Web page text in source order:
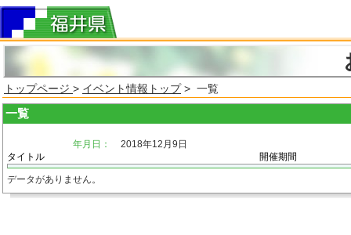
トップページ > イベント情報トップ> 一覧
一覧
年月日：
2018年12月9日
タイトル
開催期間
データがありません。